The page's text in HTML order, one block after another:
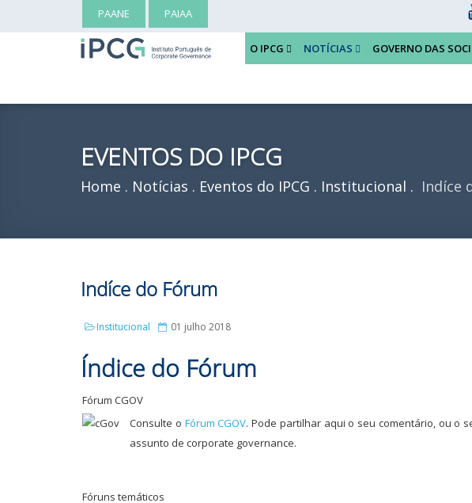
PAANE PAIAA
O IPCG NOTÍCIAS GOVERNO DAS
EVENTOS DO IPCG
Home Notícias Eventos do IPCG Institucional Indíce
Indíce do Fórum
Institucional 01 julho 2018
Índice do Fórum
Fórum CGOV
Consulte o Fórum CGOV. Pode partilhar aqui o seu comentário, ou o
assunto de corporate governance.
Fóruns temáticos